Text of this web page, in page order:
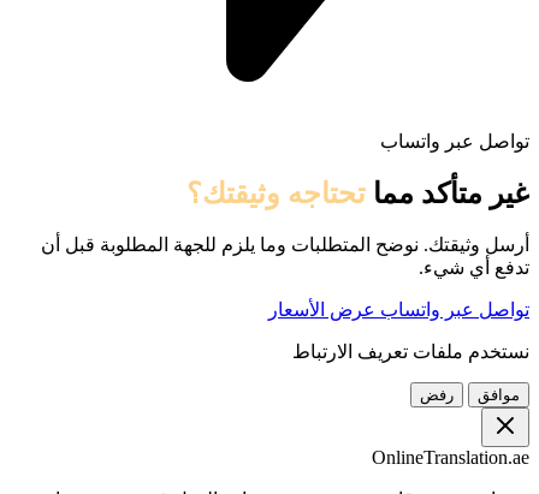
تواصل عبر واتساب
غير متأكد مما تحتاجه وثيقتك؟
أرسل وثيقتك. نوضح المتطلبات وما يلزم للجهة المطلوبة قبل أن
تدفع أي شيء.
تواصل عبر واتساب عرض الأسعار
نستخدم ملفات تعريف الارتباط
موافق رفض
OnlineTranslation.ae